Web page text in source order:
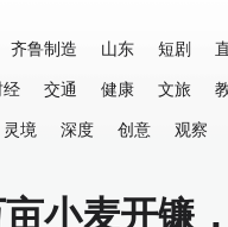
齐鲁制造 山东 短剧
经 交通 健康 文旅
灵境 深度 创意 观察
小麦开镰